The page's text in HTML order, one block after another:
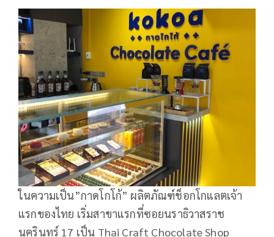
ในความเป็น”กาดโกโก้” ผลิตภัณฑ์ช็อกโกแลตเจ้า
แรกของไทย เริ่มสาขาแรกที่ซอยนราธิวาสราช
นครินทร์ 17 เป็น Thai Craft Chocolate Shop